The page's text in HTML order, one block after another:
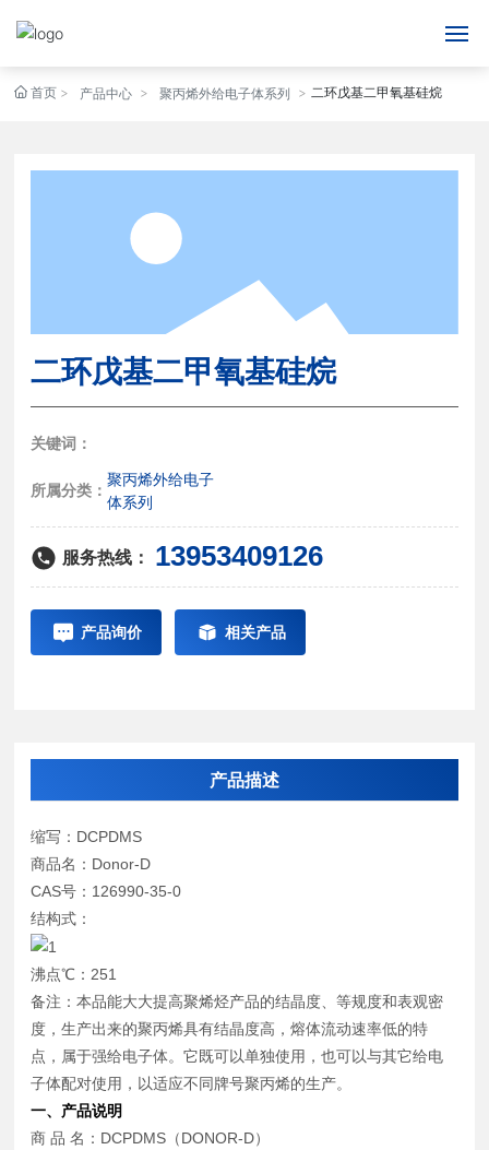
网站首页
联系我们
English
首页 产品中心 聚丙烯外给电子体系列 二环戊基二甲氧基硅烷
二环戊基二甲氧基硅烷
关键词：
所属分类：
聚丙烯外给电子
体系列
服务热线： 13953409126
产品询价 相关产品
产品描述
缩写：DCPDMS
商品名：Donor-D
CAS号：126990-35-0
结构式：
沸点℃：251
备注：本品能大大提高聚烯烃产品的结晶度、等规度和表观密
度，生产出来的聚丙烯具有结晶度高，熔体流动速率低的特
点，属于强给电子体。它既可以单独使用，也可以与其它给电
子体配对使用，以适应不同牌号聚丙烯的生产。
一、产品说明
商 品 名：DCPDMS（DONOR-D）